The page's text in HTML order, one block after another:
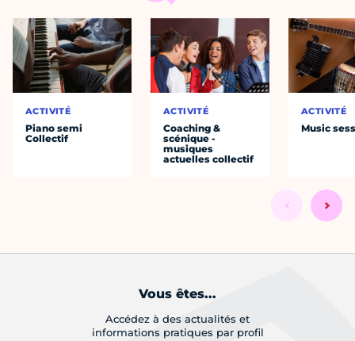
ACTIVITÉ
Piano semi
Collectif
ACTIVITÉ
Coaching &
scénique -
musiques
actuelles collectif
ACTIVITÉ
Music
Vous êtes...
Accédez à des actualités et
informations pratiques par profil